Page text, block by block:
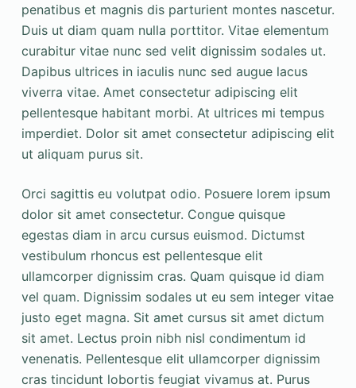
penatibus et magnis dis parturient montes nascetur.
Duis ut diam quam nulla porttitor. Vitae elementum
curabitur vitae nunc sed velit dignissim sodales ut.
Dapibus ultrices in iaculis nunc sed augue lacus
viverra vitae. Amet consectetur adipiscing elit
pellentesque habitant morbi. At ultrices mi tempus
imperdiet. Dolor sit amet consectetur adipiscing elit
ut aliquam purus sit.
Orci sagittis eu volutpat odio. Posuere lorem ipsum
dolor sit amet consectetur. Congue quisque
egestas diam in arcu cursus euismod. Dictumst
vestibulum rhoncus est pellentesque elit
ullamcorper dignissim cras. Quam quisque id diam
vel quam. Dignissim sodales ut eu sem integer vitae
justo eget magna. Sit amet cursus sit amet dictum
sit amet. Lectus proin nibh nisl condimentum id
venenatis. Pellentesque elit ullamcorper dignissim
cras tincidunt lobortis feugiat vivamus at. Purus